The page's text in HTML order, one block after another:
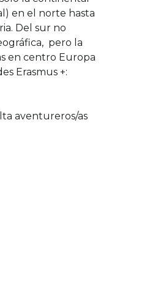
en el norte hasta
Del sur no
pero la
en centro Europa
Erasmus +:
aventureros/as